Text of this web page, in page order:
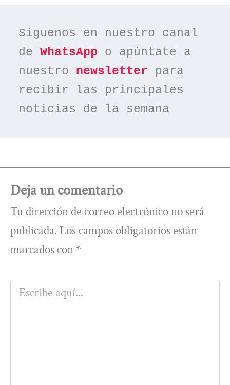
Síguenos en nuestro canal
de WhatsApp o apúntate a
nuestro newsletter para
recibir las principales
noticias de la semana
Deja un comentario
Tu dirección de correo electrónico no será
publicada. Los campos obligatorios están
marcados con *
Escribe
aquí...